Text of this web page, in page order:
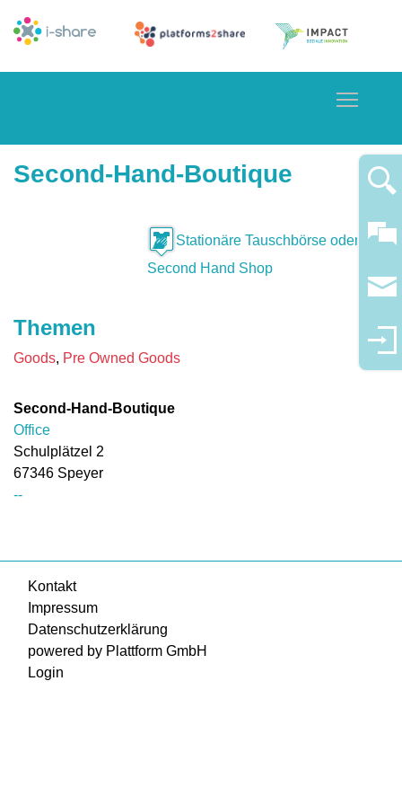
Second-Hand-Boutique
Stationäre Tauschbörse oder
Second Hand Shop
Themen
Goods Pre Owned Goods
Second-Hand-Boutique
Office
Schulplätzel 2
67346 Speyer
--
Kontakt
Impressum
Datenschutzerklärung
powered by Plattform GmbH
Login